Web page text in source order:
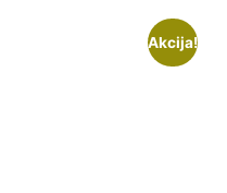
Akcija!